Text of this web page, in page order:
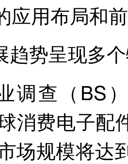
应用布局和
趋势呈现多
调查（BS
消费电子配
场规模将达